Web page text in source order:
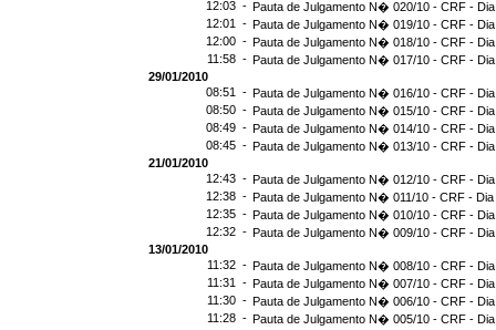
12:03 - Pauta de Julgamento N� 020/10 - CRF - Dia
12:01 - Pauta de Julgamento N� 019/10 - CRF -
12:00 - Pauta de Julgamento N� 018/10 - CRF -
11:58 - Pauta de Julgamento N� 017/10 - CRF -
29/01/2010
08:51 - Pauta de Julgamento N� 016/10 - CRF -
08:50 - Pauta de Julgamento N� 015/10 - CRF -
08:49 - Pauta de Julgamento N� 014/10 - CRF -
08:45 - Pauta de Julgamento N� 013/10 - CRF -
21/01/2010
12:43 - Pauta de Julgamento N� 012/10 - CRF -
12:38 - Pauta de Julgamento N� 011/10 - CRF - Dia
12:35 - Pauta de Julgamento N� 010/10 - CRF -
12:32 - Pauta de Julgamento N� 009/10 - CRF -
13/01/2010
11:32 - Pauta de Julgamento N� 008/10 - CRF -
11:31 - Pauta de Julgamento N� 007/10 - CRF -
11:30 - Pauta de Julgamento N� 006/10 - CRF -
11:28 - Pauta de Julgamento N� 005/10 - CRF -